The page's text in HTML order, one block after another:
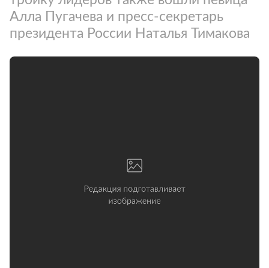
Алла Пугачева и пресс-секретарь
президента России Наталья Тимакова